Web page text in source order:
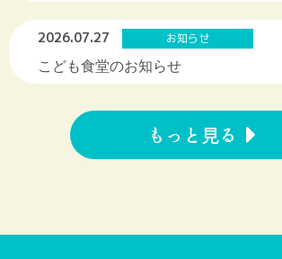
2026.07.27 お知らせ
こども食堂のお知らせ
もっと見る